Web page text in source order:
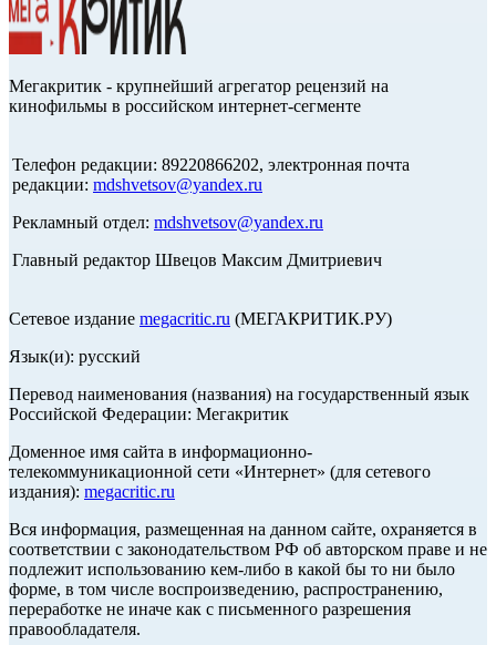
Мегакритик - крупнейший агрегатор рецензий на
кинофильмы в российском интернет-сегменте
Телефон редакции: 89220866202, электронная почта
редакции: mdshvetsov@yandex.ru
Рекламный отдел: mdshvetsov@yandex.ru
Главный редактор Швецов Максим Дмитриевич
Сетевое издание megacritic.ru (МЕГАКРИТИК.РУ)
Язык(и): русский
Перевод наименования (названия) на государственный язык
Российской Федерации: Мегакритик
Доменное имя сайта в информационно-
телекоммуникационной сети «Интернет» (для сетевого
издания): megacritic.ru
Вся информация, размещенная на данном сайте, охраняется в
соответствии с законодательством РФ об авторском праве и не
подлежит использованию кем-либо в какой бы то ни было
форме, в том числе воспроизведению, распространению,
переработке не иначе как с письменного разрешения
правообладателя.